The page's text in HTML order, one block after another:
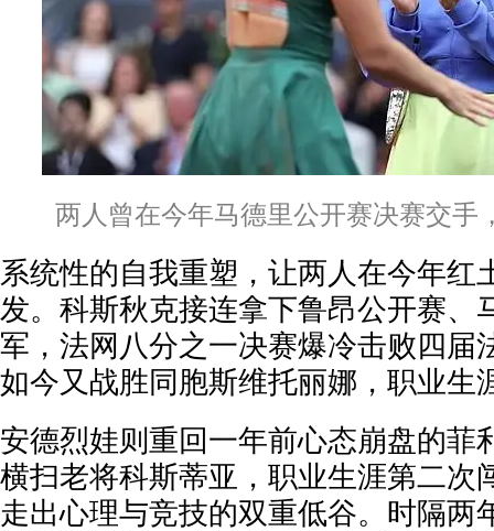
两人曾在今年马德里公开赛决赛交手
系统性的自我重塑，让两人在今年红
发。科斯秋克接连拿下鲁昂公开赛、
军，法网八分之一决赛爆冷击败四届
如今又战胜同胞斯维托丽娜，职业生
安德烈娃则重回一年前心态崩盘的菲
横扫老将科斯蒂亚，职业生涯第二次
走出心理与竞技的双重低谷。时隔两